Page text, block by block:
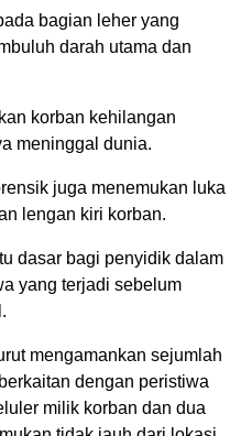
bagian leher yang
darah utama dan
korban kehilangan
meninggal dunia.
juga menemukan luka
lengan kiri korban.
dasar bagi penyidik dalam
yang terjadi sebelum
mengamankan sejumlah
dengan peristiwa
milik korban dan dua